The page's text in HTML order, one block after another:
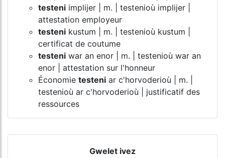
testeni implijer | m. | testenioù implijer |
attestation employeur
testeni kustum | m. | testenioù kustum |
certificat de coutume
testeni war an enor | m. | testenioù war an
enor | attestation sur l'honneur
Économie testeni ar c'horvoderioù | m. |
testenioù ar c'horvoderioù | justificatif des
ressources
Gwelet ivez